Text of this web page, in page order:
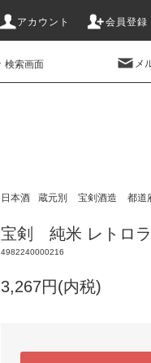
アカウント 会員登録
検索画面 メ
日本酒 蔵元別 宝剣酒造 都道
宝剣 純米 レトロラ
4982240000216
3,267円(内税)